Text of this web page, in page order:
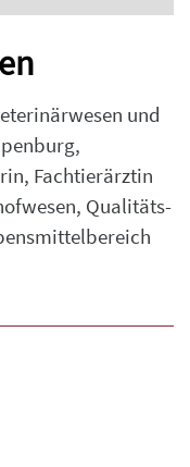
und
Fachtierärztin
Qualitäts-